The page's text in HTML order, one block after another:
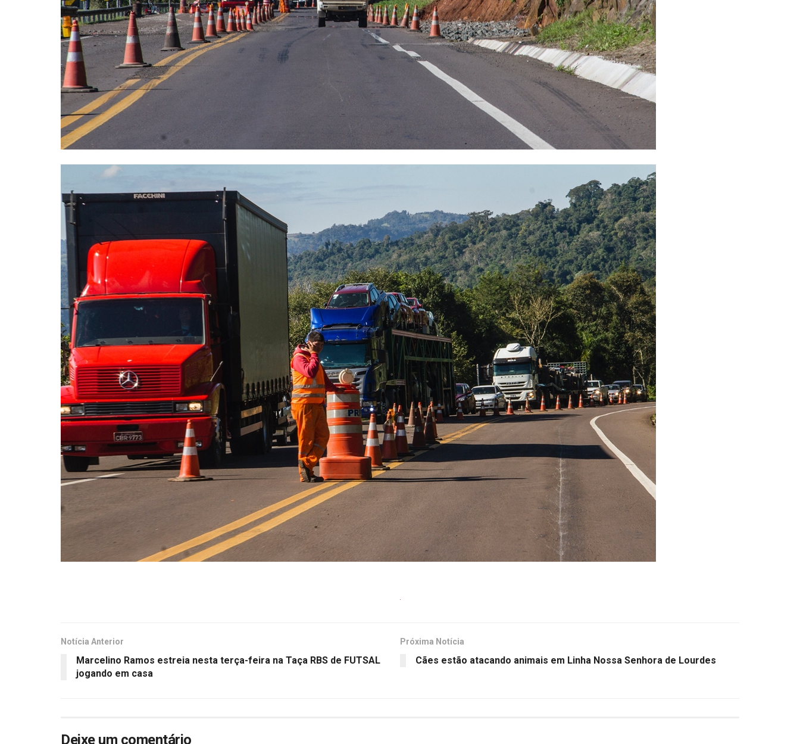
Notícia Anterior
Marcelino Ramos estreia nesta terça-feira na Taça RBS de FUTSAL
jogando em casa
Próxima Notícia
Cães estão atacando animais em Linha Nossa Senhora de Lourdes
Deixe um comentário